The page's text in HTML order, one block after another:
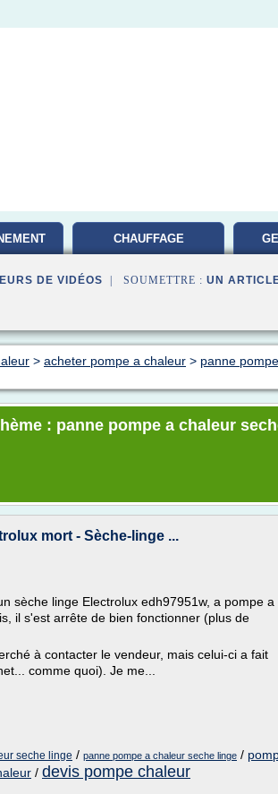
CHAUFFAGE
DE VIDÉOS | SOUMETTRE : UN
> acheter pompe a chaleur > panne
: panne pompe a chaleur
mort - Sèche-linge ...
sèche linge Electrolux edh97951w, a pompe a
il s'est arrête de bien fonctionner (plus de
à contacter le vendeur, mais celui-ci a fait
comme quoi). Je me...
seche linge / panne pompe a chaleur seche linge /
/ devis pompe chaleur